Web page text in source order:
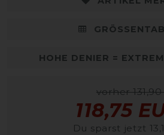
HOHE DENIER = EXTREM
vorher
118,75
Du sparst jetzt